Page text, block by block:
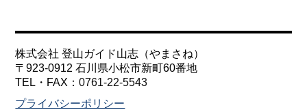
株式会社 登山ガイド山志（やまさね）
〒923-0912 石川県小松市新町60番地
TEL・FAX：0761-22-5543
プライバシーポリシー